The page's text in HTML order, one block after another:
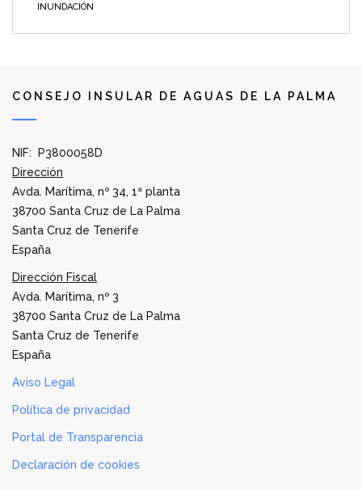
INUNDACIÓN
CONSEJO INSULAR DE AGUAS DE LA PALMA
NIF: P3800058D
Dirección
Avda. Marítima, nº 34, 1ª planta
38700 Santa Cruz de La Palma
Santa Cruz de Tenerife
España
Dirección Fiscal
Avda. Marítima, nº 3
38700 Santa Cruz de La Palma
Santa Cruz de Tenerife
España
Aviso Legal
Política de privacidad
Portal de Transparencia
Declaración de cookies